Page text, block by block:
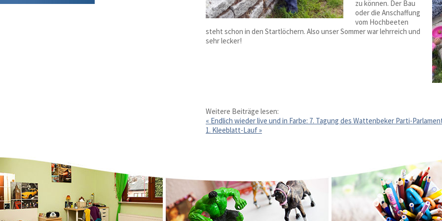
zu können. Der Bau
oder die Anschaffung
vom Hochbeeten
steht schon in den Startlöchern. Also unser Sommer war lehrreich und
sehr lecker!
Weitere Beiträge lesen:
« Endlich wieder live und in Farbe: 7. Tagung des Wattenbeker Parti-
1. Kleeblatt-Lauf»